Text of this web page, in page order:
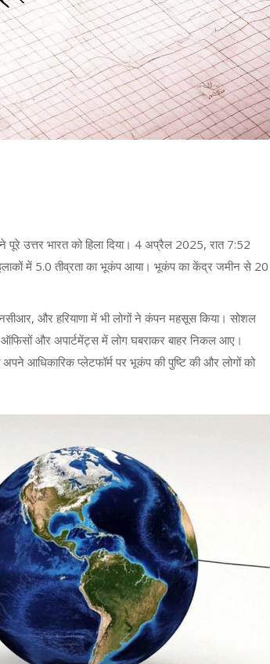
उत्तर भारत को हिला दिया। 4 अप्रैल 2025, रात 7:52
में 5.0 तीव्रता का भूकंप आया। भूकंप का केंद्र जमीन से 20
और हरियाणा में भी लोगों ने कंपन महसूस किया। सोशल
और अपार्टमेंट्स में लोग घबराकर बाहर निकल आए।
आधिकारिक प्लेटफॉर्म पर भूकंप की पुष्टि की और लोगों को